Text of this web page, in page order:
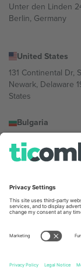
Unter den Linden
Berlin, Germany
United States
131 Continental Dr,
Newark, Delaware
States
Bulgaria
Totleben 53-55,
Bulgaria
Mexico
Av Chapultepec
Norte,
Ciudad de México,
Mexico
პლატფორმის